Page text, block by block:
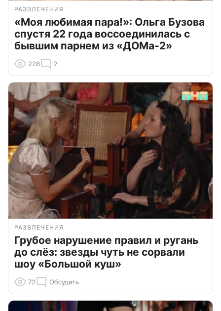
РАЗВЛЕЧЕНИЯ
«Моя любимая пара!»: Ольга Бузова
спустя 22 года воссоединилась с
бывшим парнем из «ДОМа-2»
228 2
РАЗВЛЕЧЕНИЯ
Грубое нарушение правил и ругань
до слёз: звезды чуть не сорвали
шоу «Большой куш»
72 Обсудить